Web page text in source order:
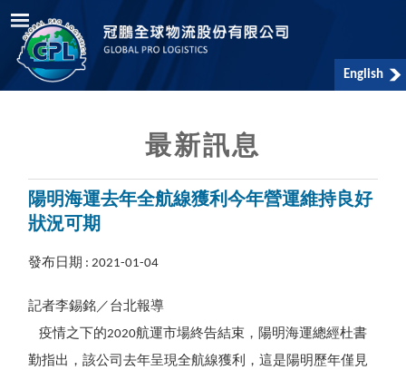
English
最新訊息
陽明海運去年全航線獲利今年營運維持良好
狀況可期
發布日期 : 2021-01-04
記者李錫銘／台北報導
疫情之下的2020航運市場終告結束，陽明海運總經杜書
勤指出，該公司去年呈現全航線獲利，這是陽明歷年僅見